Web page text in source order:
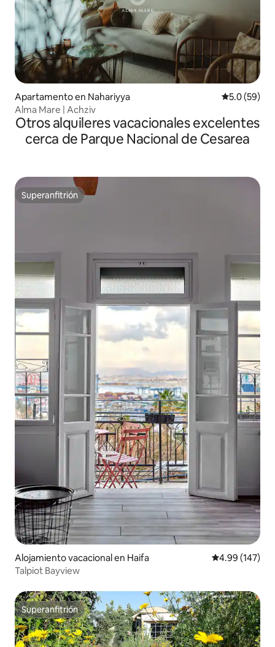
Apartamento en Nahariyya Calificación
5.0 (59)
Alma Mare | Achziv
Otros alquileres vacacionales excelentes
cerca de Parque Nacional de Cesarea
Superanfitrión
Superanfitrión
Alojamiento vacacional en Haifa Calificación
4.99 (147)
Talpiot Bayview
Superanfitrión
Superanfitrión